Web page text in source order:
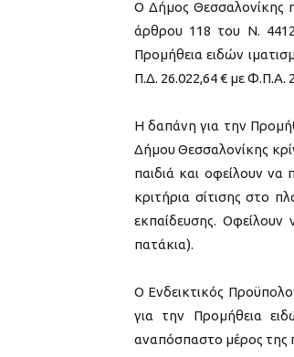
O Δήμος Θεσσαλονίκης
άρθρου 118 του Ν.
Προμήθεια ειδών
Π.Δ. 26.022,64 € με Φ.Π.Α.
Η δαπάνη για την
Δήμου Θεσσαλονίκης
παιδιά και οφείλουν να
κριτήρια σίτισης στο
εκπαίδευσης.
πατάκια).
Ο Ενδεικτικός
για την Προμήθεια
αναπόσπαστο μέρος της